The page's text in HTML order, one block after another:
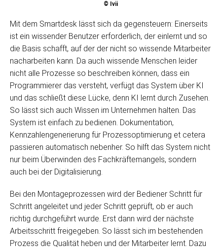
© Ivii
Mit dem Smartdesk lässt sich da gegensteuern: Einerseits
ist ein wissender Benutzer erforderlich, der einlernt und so
die Basis schafft, auf der der nicht so wissende Mitarbeiter
nacharbeiten kann. Da auch wissende Menschen leider
nicht alle Prozesse so beschreiben können, dass ein
Programmierer das versteht, verfügt das System über KI
und das schließt diese Lücke, denn KI lernt durch Zusehen.
So lässt sich auch Wissen im Unternehmen halten. Das
System ist einfach zu bedienen. Dokumentation,
Kennzahlengenerierung für Prozessoptimierung et cetera
passieren automatisch nebenher. So hilft das System nicht
nur beim Überwinden des Fachkräftemangels, sondern
auch bei der Digitalisierung.
Bei den Montageprozessen wird der Bediener Schritt für
Schritt angeleitet und jeder Schritt geprüft, ob er auch
richtig durchgeführt wurde. Erst dann wird der nächste
Arbeitsschritt freigegeben. So lässt sich im bestehenden
Prozess die Qualität heben und der Mitarbeiter lernt. Dazu